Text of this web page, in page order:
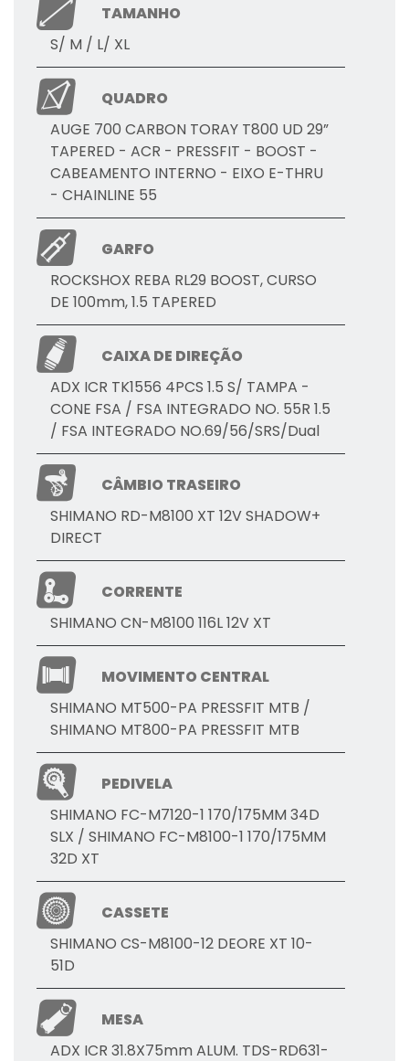
TAMANHO
S/ M / L/ XL
QUADRO
AUGE 700 CARBON TORAY T800 UD 29”
TAPERED - ACR - PRESSFIT - BOOST -
CABEAMENTO INTERNO - EIXO E-THRU
- CHAINLINE 55
GARFO
ROCKSHOX REBA RL29 BOOST, CURSO
DE 100mm, 1.5 TAPERED
CAIXA DE DIREÇÃO
ADX ICR TK1556 4PCS 1.5 S/ TAMPA -
CONE FSA / FSA INTEGRADO NO. 55R 1.5
/ FSA INTEGRADO NO.69/56/SRS/Dual
CÂMBIO TRASEIRO
SHIMANO RD-M8100 XT 12V SHADOW+
DIRECT
CORRENTE
SHIMANO CN-M8100 116L 12V XT
MOVIMENTO CENTRAL
SHIMANO MT500-PA PRESSFIT MTB /
SHIMANO MT800-PA PRESSFIT MTB
PEDIVELA
SHIMANO FC-M7120-1 170/175MM 34D
SLX / SHIMANO FC-M8100-1 170/175MM
32D XT
CASSETE
SHIMANO CS-M8100-12 DEORE XT 10-
51D
MESA
ADX ICR 31.8X75mm ALUM. TDS-RD631-